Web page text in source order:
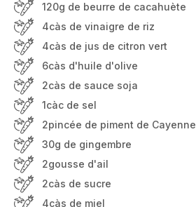
120g de beurre de cacahuète
4càs de vinaigre de riz
4càs de jus de citron vert
6càs d'huile d'olive
2càs de sauce soja
1càc de sel
2pincée de piment de Cayenne
30g de gingembre
2gousse d'ail
2càs de sucre
4càs de miel